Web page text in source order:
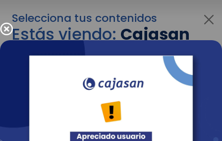
Selecciona tus contenidos
Estás viendo:Cajasan
para personas
Para cambiar al contenido de tu interés más
adelante recuerda utilizar el menú
Entendido